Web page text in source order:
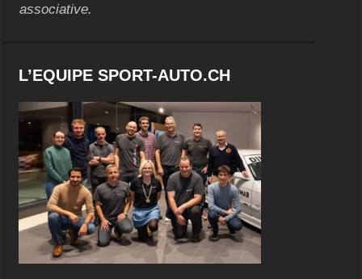
associative.
L’EQUIPE SPORT-AUTO.CH